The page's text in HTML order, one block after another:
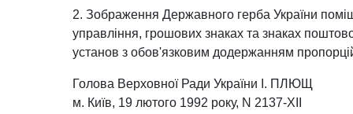
2. Зображення Державного герба України
управління, грошових знаках та знаках
установ з обов'язковим додержанням
Голова Верховної Ради України І. ПЛЮЩ
м. Київ, 19 лютого 1992 року, N 2137-XII